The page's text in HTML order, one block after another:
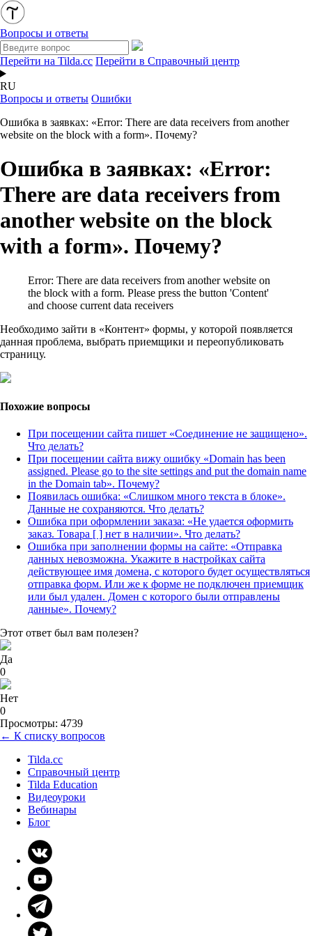
Вопросы и ответы
Перейти на Tilda.cc Перейти в Справочный центр
RU
Вопросы и ответы Ошибки
Ошибка в заявках: «Error: There are data receivers from another
website on the block with a form». Почему?
Ошибка в заявках: «Error:
There are data receivers from
another website on the block
with a form». Почему?
Error: There are data receivers from another website on
the block with a form. Please press the button 'Content'
and choose current data receivers
Необходимо зайти в «Контент» формы, у которой появляется
данная проблема, выбрать приемщики и переопубликовать
страницу.
Похожие вопросы
При посещении сайта пишет «Соединение не защищено».
Что делать?
При посещении сайта вижу ошибку «Domain has been
assigned. Please go to the site settings and put the domain name
in the Domain tab». Почему?
Появилась ошибка: «Слишком много текста в блоке».
Данные не сохраняются. Что делать?
Ошибка при оформлении заказа: «Не удается оформить
заказ. Товара [ ] нет в наличии». Что делать?
Ошибка при заполнении формы на сайте: «Отправка
данных невозможна. Укажите в настройках сайта
действующее имя домена, с которого будет осуществляться
отправка форм. Или же к форме не подключен приемщик
или был удален. Домен с которого были отправлены
данные». Почему?
Этот ответ был вам полезен?
Да
0
Нет
0
Просмотры: 4739
← К списку вопросов
Tilda.cc
Справочный центр
Tilda Education
Видеоуроки
Вебинары
Блог